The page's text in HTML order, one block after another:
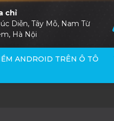
chỉ
Diễn, Tây Mỗ, Nam Từ
Hà Nội
ANDROID TRÊN Ô TÔ